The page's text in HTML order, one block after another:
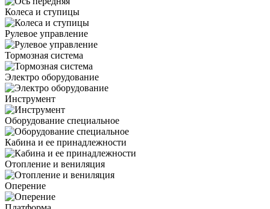
Колеса и ступицы
Рулевое управление
Тормозная система
Электро оборудование
Инструмент
Оборудование специальное
Кабина и ее принадлежности
Отопление и вениляция
Оперение